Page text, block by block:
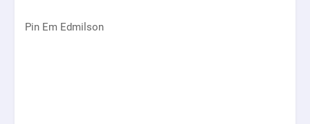
Pin Em Edmilson